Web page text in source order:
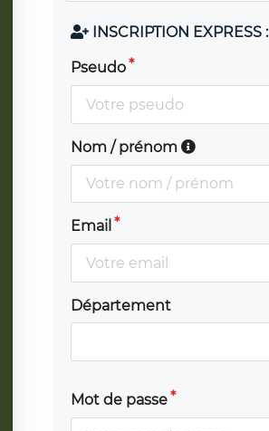
INSCRIPTION EXPRESS :
Pseudo
Nom / prénom
Email
Département
Mot de passe